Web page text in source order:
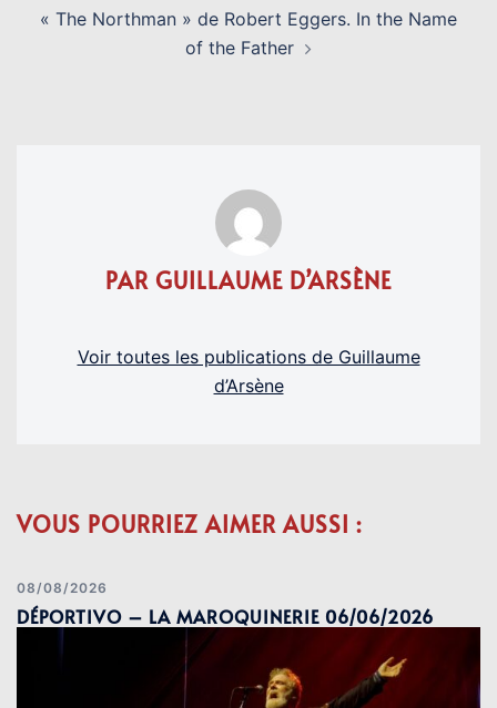
« The Northman » de Robert Eggers. In the Name
of the Father
PAR GUILLAUME D’ARSÈNE
Voir toutes les publications de Guillaume
d’Arsène
VOUS POURRIEZ AIMER AUSSI :
08/08/2026
DÉPORTIVO – LA MAROQUINERIE 06/06/2026